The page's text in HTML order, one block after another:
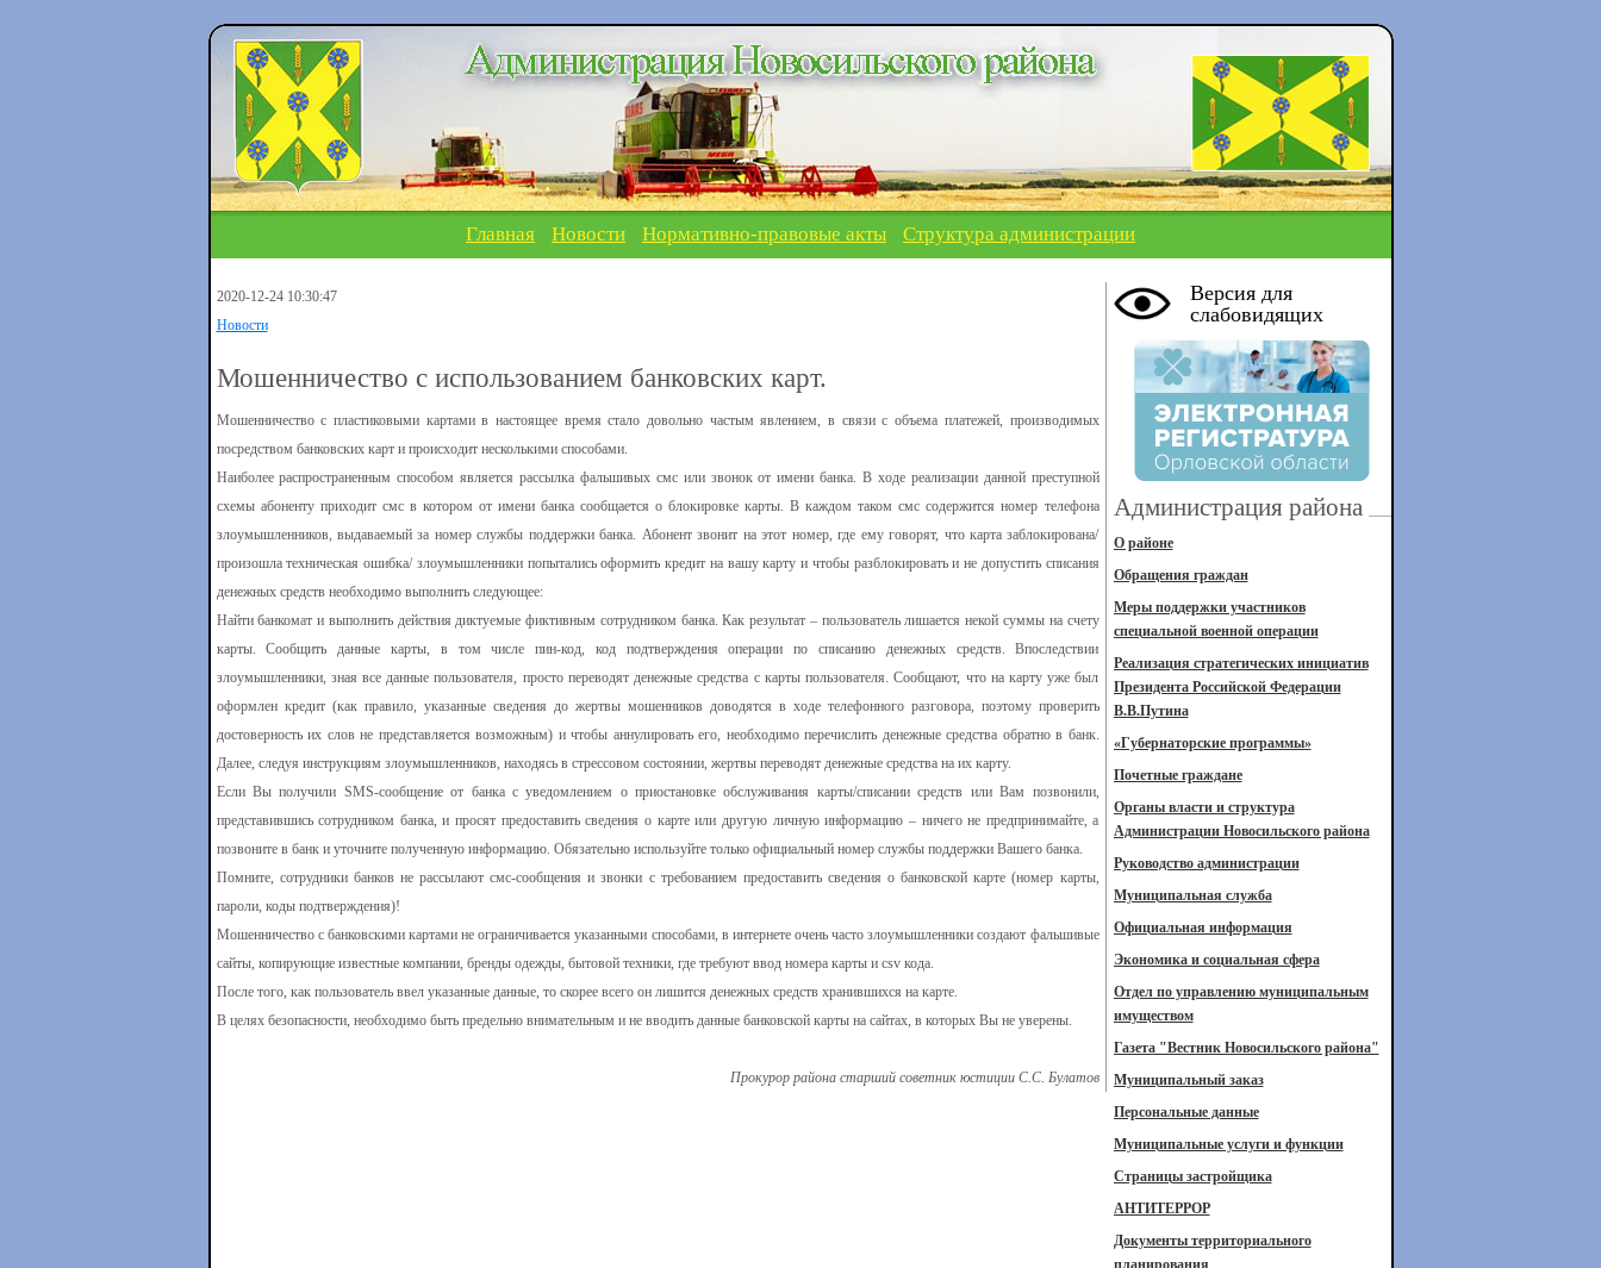
Главная Новости Нормативно-правовые акты Структура администрации
2020-12-24 10:30:47
Новости
Мошенничество с использованием банковских карт.
Мошенничество с пластиковыми картами в настоящее время стало довольно частым явлением, в связи с объема платежей, производимых
посредством банковских карт и происходит несколькими способами.
Наиболее распространенным способом является рассылка фальшивых смс или звонок от имени банка. В ходе реализации данной преступной
схемы абоненту приходит смс в котором от имени банка сообщается о блокировке карты. В каждом таком смс содержится номер телефона
злоумышленников, выдаваемый за номер службы поддержки банка. Абонент звонит на этот номер, где ему говорят, что карта заблокирована/
произошла техническая ошибка/ злоумышленники попытались оформить кредит на вашу карту и чтобы разблокировать и не допустить списания
денежных средств необходимо выполнить следующее:
Найти банкомат и выполнить действия диктуемые фиктивным сотрудником банка. Как результат – пользователь лишается некой суммы на счету
карты. Сообщить данные карты, в том числе пин-код, код подтверждения операции по списанию денежных средств. Впоследствии
злоумышленники, зная все данные пользователя, просто переводят денежные средства с карты пользователя. Сообщают, что на карту уже был
оформлен кредит (как правило, указанные сведения до жертвы мошенников доводятся в ходе телефонного разговора, поэтому проверить
достоверность их слов не представляется возможным) и чтобы аннулировать его, необходимо перечислить денежные средства обратно в банк.
Далее, следуя инструкциям злоумышленников, находясь в стрессовом состоянии, жертвы переводят денежные средства на их карту.
Если Вы получили SMS-сообщение от банка с уведомлением о приостановке обслуживания карты/списании средств или Вам позвонили,
представившись сотрудником банка, и просят предоставить сведения о карте или другую личную информацию – ничего не предпринимайте, а
позвоните в банк и уточните полученную информацию. Обязательно используйте только официальный номер службы поддержки Вашего банка.
Помните, сотрудники банков не рассылают смс-сообщения и звонки с требованием предоставить сведения о банковской карте (номер карты,
пароли, коды подтверждения)!
Мошенничество с банковскими картами не ограничивается указанными способами, в интернете очень часто злоумышленники создают фальшивые
сайты, копирующие известные компании, бренды одежды, бытовой техники, где требуют ввод номера карты и csv кода.
После того, как пользователь ввел указанные данные, то скорее всего он лишится денежных средств хранившихся на карте.
В целях безопасности, необходимо быть предельно внимательным и не вводить данные банковской карты на сайтах, в которых Вы не уверены.
Прокурор района старший советник юстиции С.С. Булатов
Версия для
слабовидящих
Администрация района
О районе
Обращения граждан
Меры поддержки участников
специальной военной операции
Реализация стратегических инициатив
Президента Российской Федерации
В.В.Путина
«Губернаторские программы»
Почетные граждане
Органы власти и структура
Администрации Новосильского района
Руководство администрации
Муниципальная служба
Официальная информация
Экономика и социальная сфера
Отдел по управлению муниципальным
имуществом
Газета "Вестник Новосильского района"
Муниципальный заказ
Персональные данные
Муниципальные услуги и функции
Страницы застройщика
АНТИТЕРРОР
Документы территориального
планирования